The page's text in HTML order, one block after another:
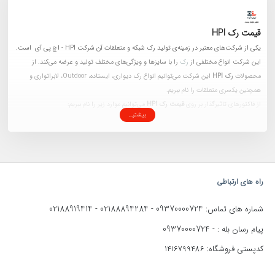
قیمت رک HPI
یکی از شرکت‌های معتبر در زمینه‌ی تولید رک شبکه و متعلقات آن شرکت HPI - اچ پی آی است.
این شرکت انواع مختلفی از رک را با سایزها و ویژگی‌های مختلف تولید و عرضه می‌کند. از
محصولاترک HPI
این شرکت می‌توانیم انواع رک دیواری، ایستاده، Outdoor، لابراتواری و
همچنین یکسری متعلقات را نام ببریم.
از فاکتورهای تاثیرگذار بر رویقیمت رک HPI می‌توانیم موارد زیر را نام ببریم:
عمق و سایز رک
نوع درب جلو (فلزی مشبک یا شیشه سکوریت فریم‌دار)
امکان نصب چرخ رک و پایه ثابت
داشتن آداپتورهای عمودی
داشتن دریچه عبور کابل و ... .
در شرکت اچ پی آی انواع مختلفی از رک تولید می‌شود که هر کدام از آن‌ها دارای سایز و
بیشتر...
راه های ارتباطی
شماره های تماس: 09370000724
-
02188894284
-
02188919414
پیام رسان بله : - 09370000724
کدپستی فروشگاه: 1416799486